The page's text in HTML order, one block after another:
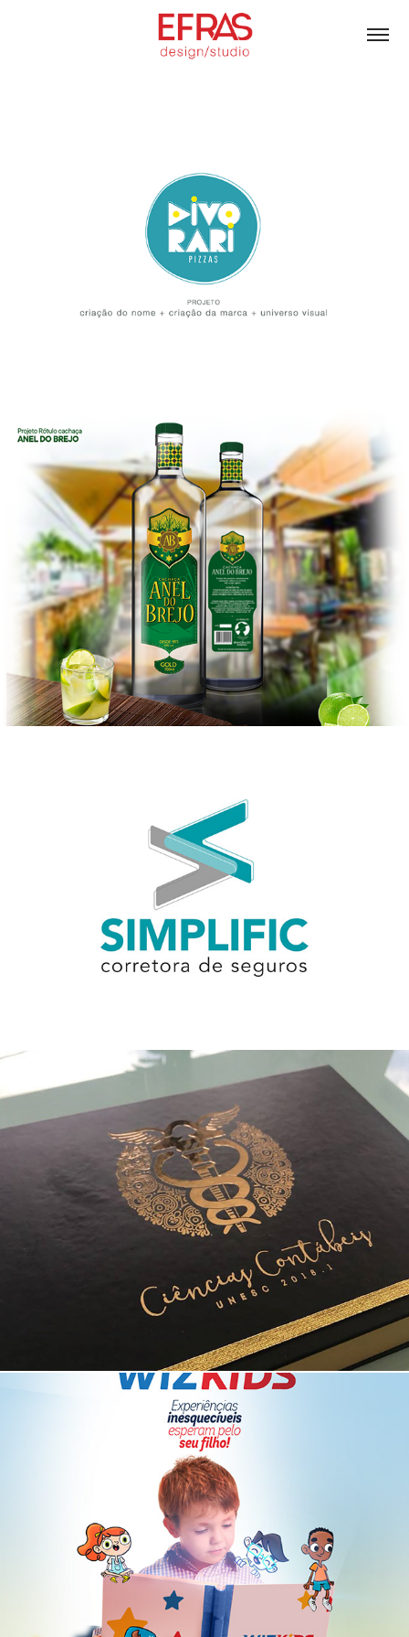
Divorari Pizzas
Cachaça Anel do Brejo
Identidade Visual - Simplific
Convite Especial
Campanha WizKids 2018 (Wizard)